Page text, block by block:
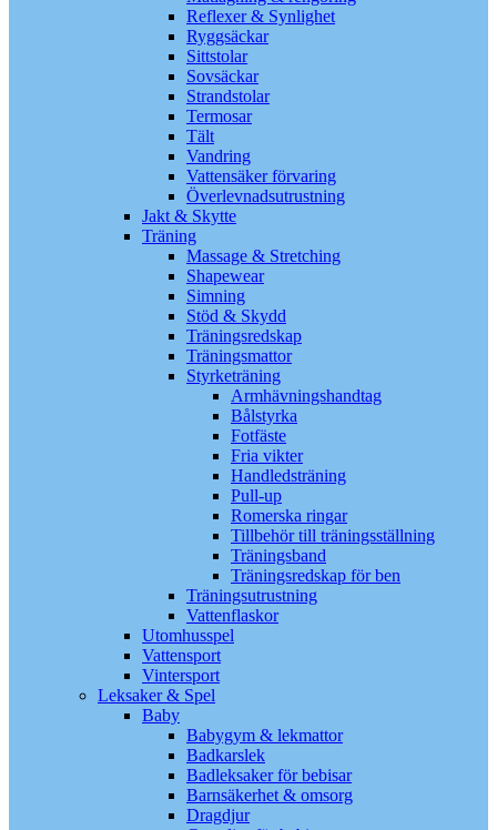
Reflexer & Synlighet
Ryggsäckar
Sittstolar
Sovsäckar
Strandstolar
Termosar
Tält
Vandring
Vattensäker förvaring
Överlevnadsutrustning
Jakt & Skytte
Träning
Massage & Stretching
Shapewear
Simning
Stöd & Skydd
Träningsredskap
Träningsmattor
Styrketräning
Armhävningshandtag
Bålstyrka
Fotfäste
Fria vikter
Handledsträning
Pull-up
Romerska ringar
Tillbehör till träningsställning
Träningsband
Träningsredskap för ben
Träningsutrustning
Vattenflaskor
Utomhusspel
Vattensport
Vintersport
Leksaker & Spel
Baby
Babygym & lekmattor
Badkarslek
Badleksaker för bebisar
Barnsäkerhet & omsorg
Dragdjur